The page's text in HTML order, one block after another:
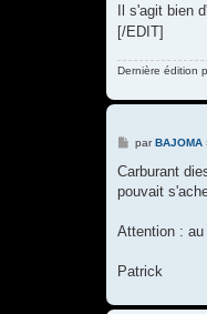
Il s'agit bien
[/EDIT]
Dernière édition
M
s
a
par BAJOMA
Carburant
pouvait
Attention : au
Patrick